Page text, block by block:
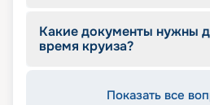
раннего бронирования. Ваш
круиз начинается здесь и
Какие документы нужны
время круиза?
Показать все